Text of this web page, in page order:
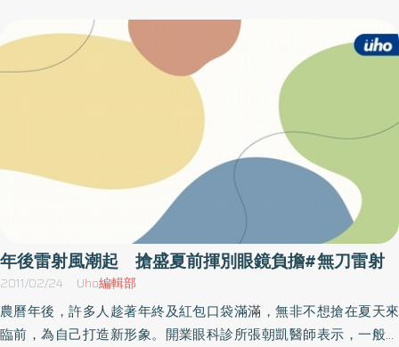
對於眼睛本身條件有需求者，如矯正屈光不正、深度散光、遠視、
近視等，將適用準分子雷射系統及前導波系統。●準分子雷射系統：
以角膜層狀切割器掀開角膜瓣，避開角膜皮層組織之傷害，再以準
分子雷射在角膜基質作光化切除，精準改善角膜屈光度數，然後再
將角膜瓣蓋回，避免術後表皮癒合之疼痛。●前導波系統：透過前導
波檢查，可以清楚了解眼球整體詳細結構，若在術前夜間瞳孔較
大，則所需的雷射光學區域也會偏大，可利用前導波精確的計算出
光學路徑的誤差，設計出最佳的矯正方案，並提供前導波系統更精
確的雷射，除能大幅降低手術風險外，亦能大幅提高視力品質，對
於中高度散光或是對於夜間視力品質有較高度要求者，是建議的選
項。醫師解釋，手術時有眼球定位系統來增加精確的程度，而坊間
許多定位系統掛入雷射名稱之中，其實上述或是其他的雷射系統
中，多少有包含定位系統；而最常接觸的是虹膜定位以及六角瞳孔
定位，由於人體眼睛會不自主的轉動或微幅運動，因此在科學進步
的角膜較傳統手術薄，得以保留較多的角膜厚度，不但擁有高穩定
度的視力品質，且大幅降低術後產生圓椎角膜的風險性。雙和醫院
眼科主任賴史忠指出，無刀雷射在進行角膜瓣切割時，可以切得更
薄，與傳統手術相比，在同樣角膜厚度的前提下，可增加300～400
度的矯正度數，且保留較多的後角膜，不但術後視力更穩定，也可
減少術後併發症的發生機率，例如可能導致視力下降的圓椎角膜。
傳統手術較容易在角膜表面產生不平滑的痕跡，但無刀雷射則可達
到角膜表面完全平滑的境界，降低眩光的發生率，再加上前導波的
運用，減少手術中高階像差的產生，讓患者得以獲得比戴眼鏡更佳
年後雷射風潮起 搶盛夏前揮別眼鏡負擔#無刀雷射
2011/02/24 Uho編輯部
農曆年後，許多人趁著年終及紅包口袋滿滿，無非不想搶在夏天來
臨前，為自己打造新形象。開業眼科診所張朝凱醫師表示，一般民